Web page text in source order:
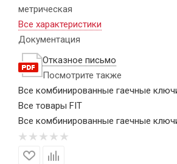
метрическая
Все характеристики
Документация
Отказное письмо
Посмотрите также
Все комбинированные гаечные
Все товары FIT
Все комбинированные гаечные